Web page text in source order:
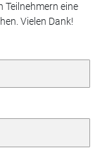
Teilnehmern eine
Vielen Dank!